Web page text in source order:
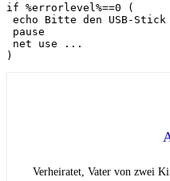
if %errorlevel%==0 (
echo Bitte den USB-
pause
net use ...
)
Verheiratet, Vater von zwei